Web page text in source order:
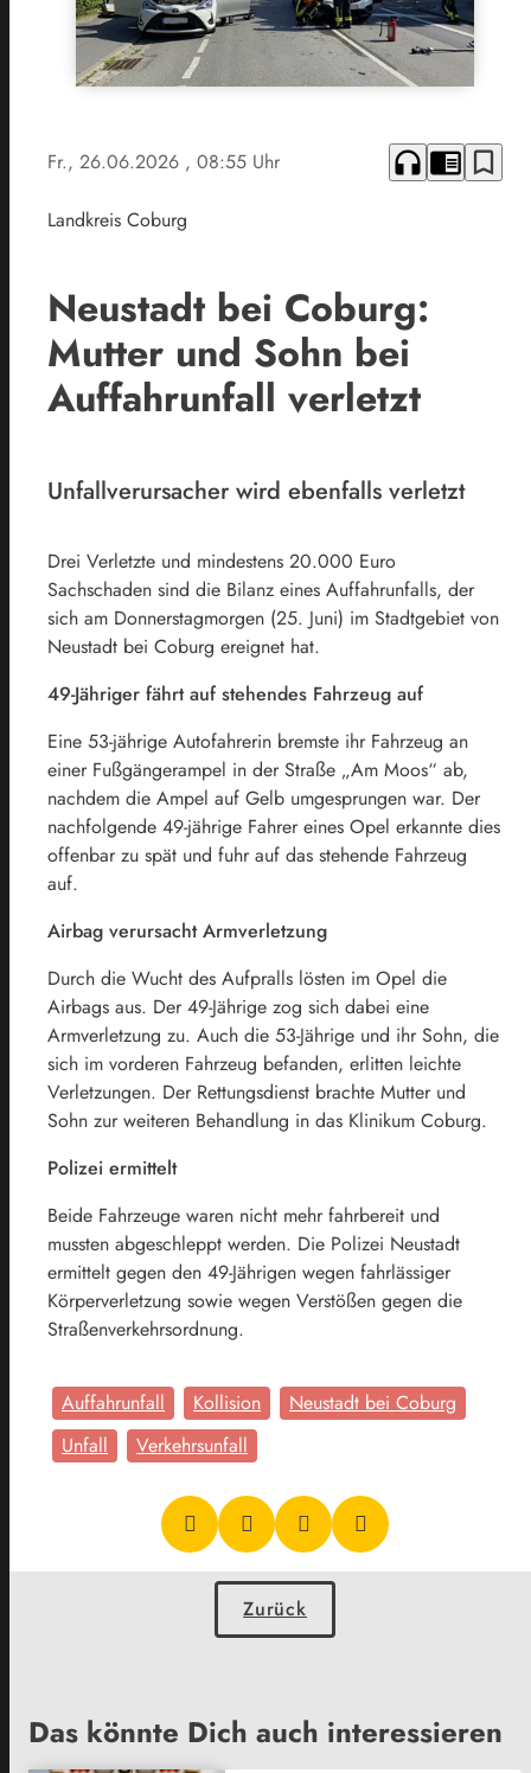
Fr., 26.06.2026 , 08:55 Uhr headphones chrome_reader_mode bookmark_border
Landkreis Coburg
Neustadt bei Coburg:
Mutter und Sohn bei
Auffahrunfall verletzt
Unfallverursacher wird ebenfalls verletzt
Drei Verletzte und mindestens 20.000 Euro
Sachschaden sind die Bilanz eines Auffahrunfalls, der
sich am Donnerstagmorgen (25. Juni) im Stadtgebiet von
Neustadt bei Coburg ereignet hat.
49-Jähriger fährt auf stehendes Fahrzeug auf
Eine 53-jährige Autofahrerin bremste ihr Fahrzeug an
einer Fußgängerampel in der Straße „Am Moos“ ab,
nachdem die Ampel auf Gelb umgesprungen war. Der
nachfolgende 49-jährige Fahrer eines Opel erkannte dies
offenbar zu spät und fuhr auf das stehende Fahrzeug
auf.
Airbag verursacht Armverletzung
Durch die Wucht des Aufpralls lösten im Opel die
Airbags aus. Der 49-Jährige zog sich dabei eine
Armverletzung zu. Auch die 53-Jährige und ihr Sohn, die
sich im vorderen Fahrzeug befanden, erlitten leichte
Verletzungen. Der Rettungsdienst brachte Mutter und
Sohn zur weiteren Behandlung in das Klinikum Coburg.
Polizei ermittelt
Beide Fahrzeuge waren nicht mehr fahrbereit und
mussten abgeschleppt werden. Die Polizei Neustadt
ermittelt gegen den 49-Jährigen wegen fahrlässiger
Körperverletzung sowie wegen Verstößen gegen die
Straßenverkehrsordnung.
Auffahrunfall Kollision
Neustadt bei Coburg
Unfall
Verkehrsunfall
Zurück
Das könnte Dich auch interessieren